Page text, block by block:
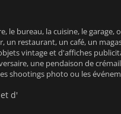
le bureau, la cuisine, le garage,
un restaurant, un café, un
vintage et d'affiches
une pendaison de
shootings photo ou les
d'